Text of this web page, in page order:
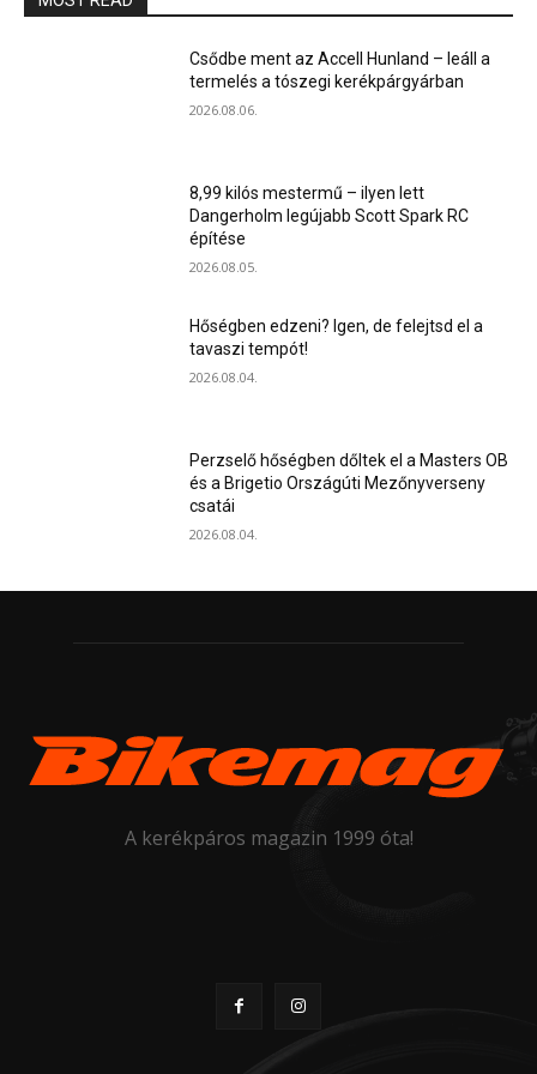
Csődbe ment az Accell Hunland – leáll a
termelés a tószegi kerékpárgyárban
2026.08.06.
8,99 kilós mestermű – ilyen lett
Dangerholm legújabb Scott Spark RC
építése
2026.08.05.
Hőségben edzeni? Igen, de felejtsd el a
tavaszi tempót!
2026.08.04.
Perzselő hőségben dőltek el a Masters OB
és a Brigetio Országúti Mezőnyverseny
csatái
2026.08.04.
A kerékpáros magazin 1999 óta!